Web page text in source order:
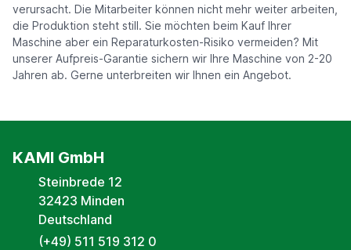
verursacht. Die Mitarbeiter können nicht mehr weiter arbeiten,
die Produktion steht still. Sie möchten beim Kauf Ihrer
Maschine aber ein Reparaturkosten-Risiko vermeiden? Mit
unserer Aufpreis-Garantie sichern wir Ihre Maschine von 2-20
Jahren ab. Gerne unterbreiten wir Ihnen ein Angebot.
KAMI GmbH
Steinbrede 12
32423 Minden
Deutschland
(+49) 511 519 312 0